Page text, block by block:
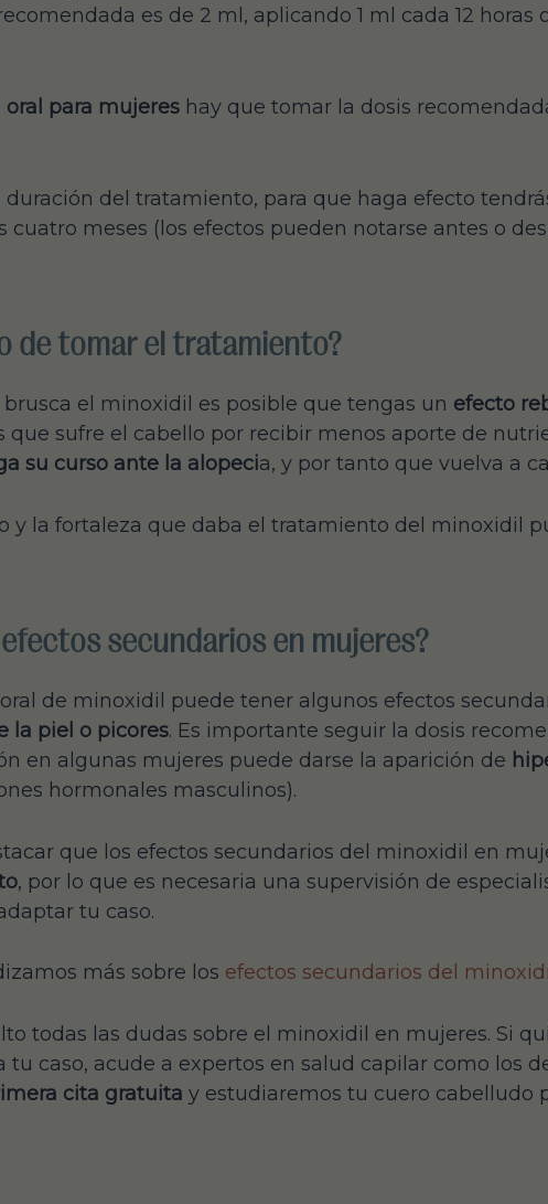
es de 2 ml, aplicando 1 ml cada 12 horas
para mujereshay que tomar la dosis
duración del tratamiento, para que haga efecto
cuatro meses (los efectos pueden notarse antes o
de tomar el tratamiento?
el minoxidil es posible que tengas un efecto
que sufre el cabello por recibir menos aporte de
su curso ante la alopecia, y por tanto que vuelva a
y la fortaleza que daba el tratamiento del minoxidil
secundarios en mujeres?
de minoxidil puede tener algunos efectos
la piel o picores. Es importante seguir la dosis
en algunas mujeres puede darse la aparición de
hormonales masculinos).
que los efectos secundarios del minoxidil en
, por lo que es necesaria una supervisión de
tu caso.
más sobre los efectos secundarios del
todas las dudas sobre el minoxidil en mujeres. Si
caso, acude a expertos en salud capilar como los
cita gratuita y estudiaremos tu cuero cabelludo